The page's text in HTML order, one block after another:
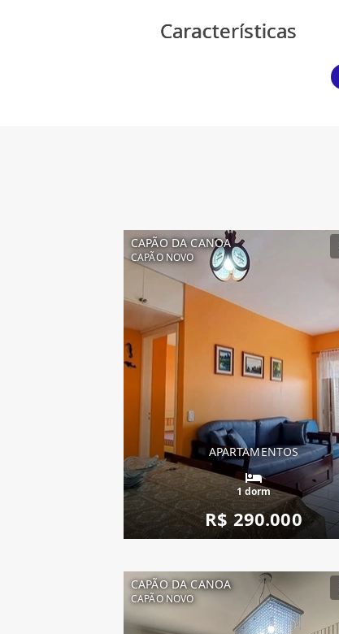
Características
CAPÃO DA CANOA
CAPÃO NOVO
APARTAMENTOS
1 dorm
R$ 290.000
CAPÃO DA CANOA
CAPÃO NOVO